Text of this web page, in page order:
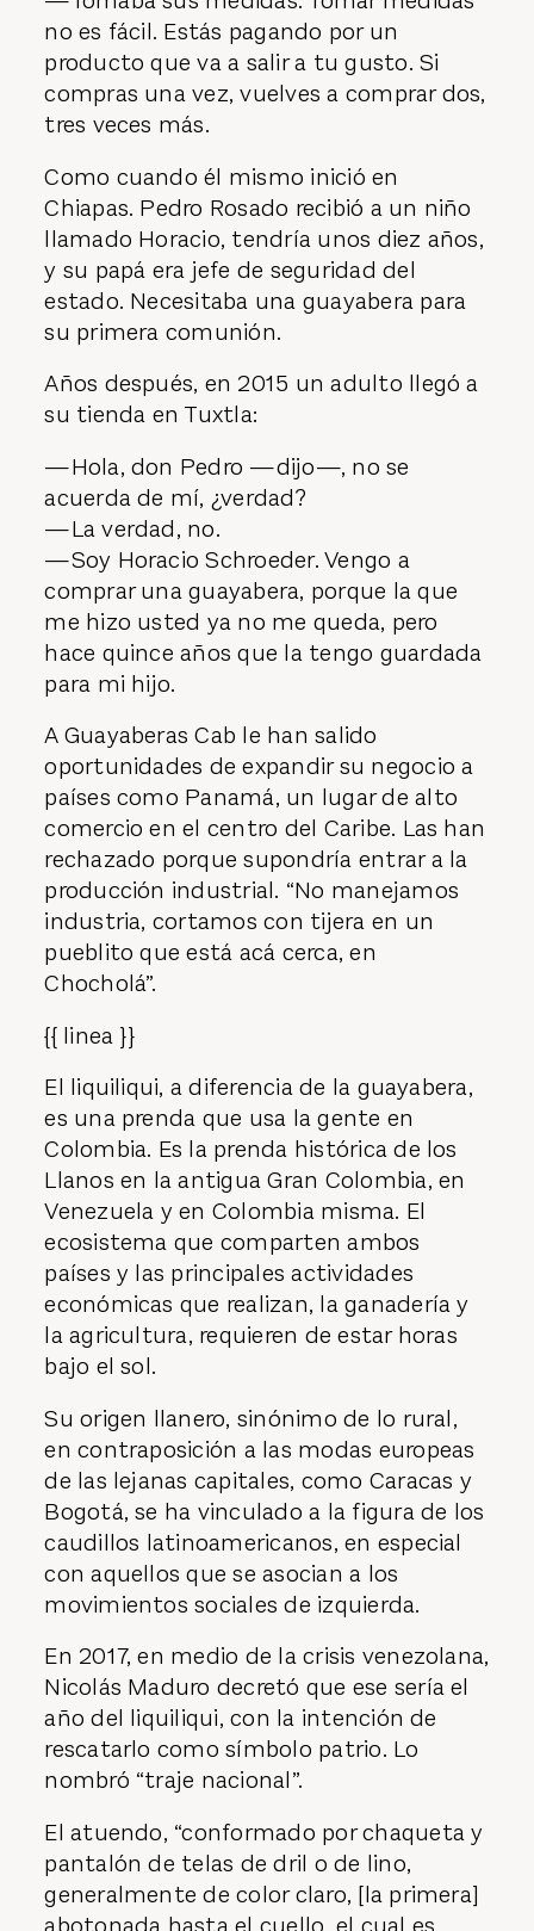
no es fácil. Estás pagando por un
producto que va a salir a tu gusto. Si
compras una vez, vuelves a comprar dos,
tres veces más.
Como cuando él mismo inició en
Chiapas. Pedro Rosado recibió a un niño
llamado Horacio, tendría unos diez años,
y su papá era jefe de seguridad del
estado. Necesitaba una guayabera para
su primera comunión.
Años después, en 2015 un adulto llegó a
su tienda en Tuxtla:
—Hola, don Pedro —dijo—, no se
acuerda de mí, ¿verdad?
—La verdad, no.
—Soy Horacio Schroeder. Vengo a
comprar una guayabera, porque la que
me hizo usted ya no me queda, pero
hace quince años que la tengo guardada
para mi hijo.
A Guayaberas Cab le han salido
oportunidades de expandir su negocio a
países como Panamá, un lugar de alto
comercio en el centro del Caribe. Las han
rechazado porque supondría entrar a la
producción industrial. “No manejamos
industria, cortamos con tijera en un
pueblito que está acá cerca, en
Chocholá”.
{{ linea }}
El liquiliqui, a diferencia de la guayabera,
es una prenda que usa la gente en
Colombia. Es la prenda histórica de los
Llanos en la antigua Gran Colombia, en
Venezuela y en Colombia misma. El
ecosistema que comparten ambos
países y las principales actividades
económicas que realizan, la ganadería y
la agricultura, requieren de estar horas
bajo el sol.
Su origen llanero, sinónimo de lo rural,
en contraposición a las modas europeas
de las lejanas capitales, como Caracas y
Bogotá, se ha vinculado a la figura de los
caudillos latinoamericanos, en especial
con aquellos que se asocian a los
movimientos sociales de izquierda.
En 2017, en medio de la crisis venezolana,
Nicolás Maduro decretó que ese sería el
año del liquiliqui, con la intención de
rescatarlo como símbolo patrio. Lo
nombró “traje nacional”.
El atuendo, “conformado por chaqueta y
pantalón de telas de dril o de lino,
generalmente de color claro, [la primera]